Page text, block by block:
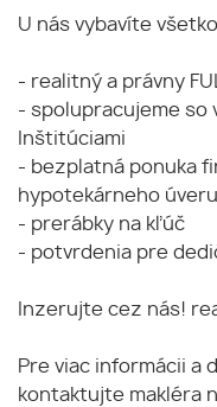
U nás vybavíte
- realitný a právny
- spolupracujeme so
Inštitúciami
- bezplatná ponuka
hypotekárneho úveru
- prerábky na kľúč
- potvrdenia pre
Inzerujte cez nás!
Pre viac informácii a
kontaktujte makléra